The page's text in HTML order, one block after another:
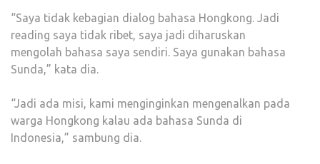
“Saya tidak kebagian dialog bahasa Hongkong. Jadi
reading saya tidak ribet, saya jadi diharuskan
mengolah bahasa saya sendiri. Saya gunakan bahasa
Sunda,” kata dia.
“Jadi ada misi, kami menginginkan mengenalkan pada
warga Hongkong kalau ada bahasa Sunda di
Indonesia,” sambung dia.